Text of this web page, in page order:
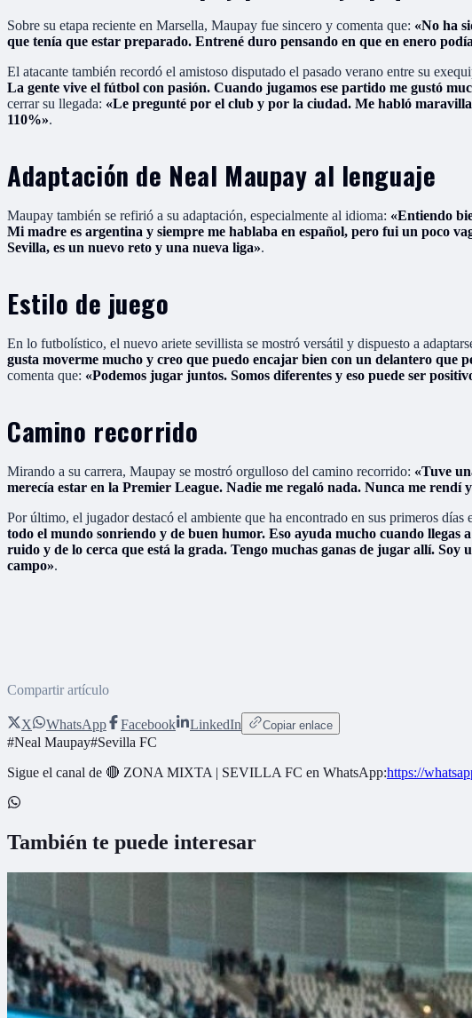
Sobre su etapa reciente en Marsella, Maupay fue sincero y comenta que: «No ha
que tenía que estar preparado. Entrené duro pensando en que en enero
El atacante también recordó el amistoso disputado el pasado verano entre su
La gente vive el fútbol con pasión. Cuando jugamos ese partido me gustó
cerrar su llegada: «Le pregunté por el club y por la ciudad. Me habló
110%».
Adaptación de Neal Maupay al lenguaje
Maupay también se refirió a su adaptación, especialmente al idioma: «Entiendo
Mi madre es argentina y siempre me hablaba en español, pero fui un poco
Sevilla, es un nuevo reto y una nueva liga».
Estilo de juego
En lo futbolístico, el nuevo ariete sevillista se mostró versátil y dispuesto a
gusta moverme mucho y creo que puedo encajar bien con un delantero que
comenta que: «Podemos jugar juntos. Somos diferentes y eso puede ser
Camino recorrido
Mirando a su carrera, Maupay se mostró orgulloso del camino recorrido: «Tuve
merecía estar en la Premier League. Nadie me regaló nada. Nunca me
Por último, el jugador destacó el ambiente que ha encontrado en sus primeros días
todo el mundo sonriendo y de buen humor. Eso ayuda mucho cuando llegas
ruido y de lo cerca que está la grada. Tengo muchas ganas de jugar allí.
campo».
Compartir artículo
X WhatsApp Facebook LinkedIn Copiar enlace
#Neal Maupay#Sevilla FC
Sigue el canal de 🔴 ZONA MIXTA | SEVILLA FC en WhatsApp:https://
También te puede interesar